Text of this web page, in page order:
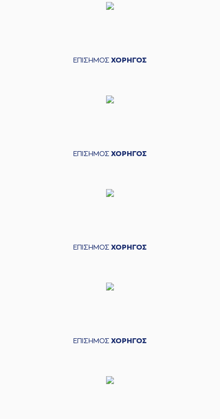
ΕΠΙΣΗΜΟΣ ΧΟΡΗΓΟΣ
ΕΠΙΣΗΜΟΣ ΧΟΡΗΓΟΣ
ΕΠΙΣΗΜΟΣ ΧΟΡΗΓΟΣ
ΕΠΙΣΗΜΟΣ ΧΟΡΗΓΟΣ